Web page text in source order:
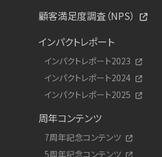
顧客満足度調査（NPS）
インパクトレポート
インパクトレポート2023
インパクトレポート2024
インパクトレポート2025
周年コンテンツ
7周年記念コンテンツ
5周年記念コンテンツ